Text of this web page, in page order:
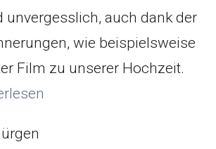
unvergesslich, auch dank der
wie beispielsweise
Film zu unserer Hochzeit.